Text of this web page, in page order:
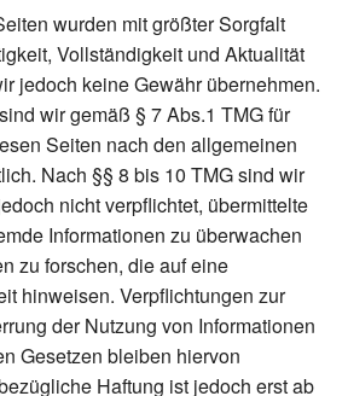
wurden mit größter Sorgfalt
Vollständigkeit und Aktualität
jedoch keine Gewähr übernehmen.
wir gemäß § 7 Abs.1 TMG für
Seiten nach den allgemeinen
Nach §§ 8 bis 10 TMG sind wir
nicht verpflichtet, übermittelte
Informationen zu überwachen
zu forschen, die auf eine
hinweisen. Verpflichtungen zur
der Nutzung von Informationen
Gesetzen bleiben hiervon
Haftung ist jedoch erst ab